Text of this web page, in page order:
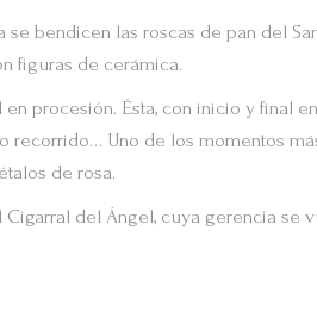
bendicen las roscas de pan del
figuras de cerámica.
procesión. Ésta, con inicio y final
Uno de los momentos
de rosa.
del Ángel, cuya gerencia